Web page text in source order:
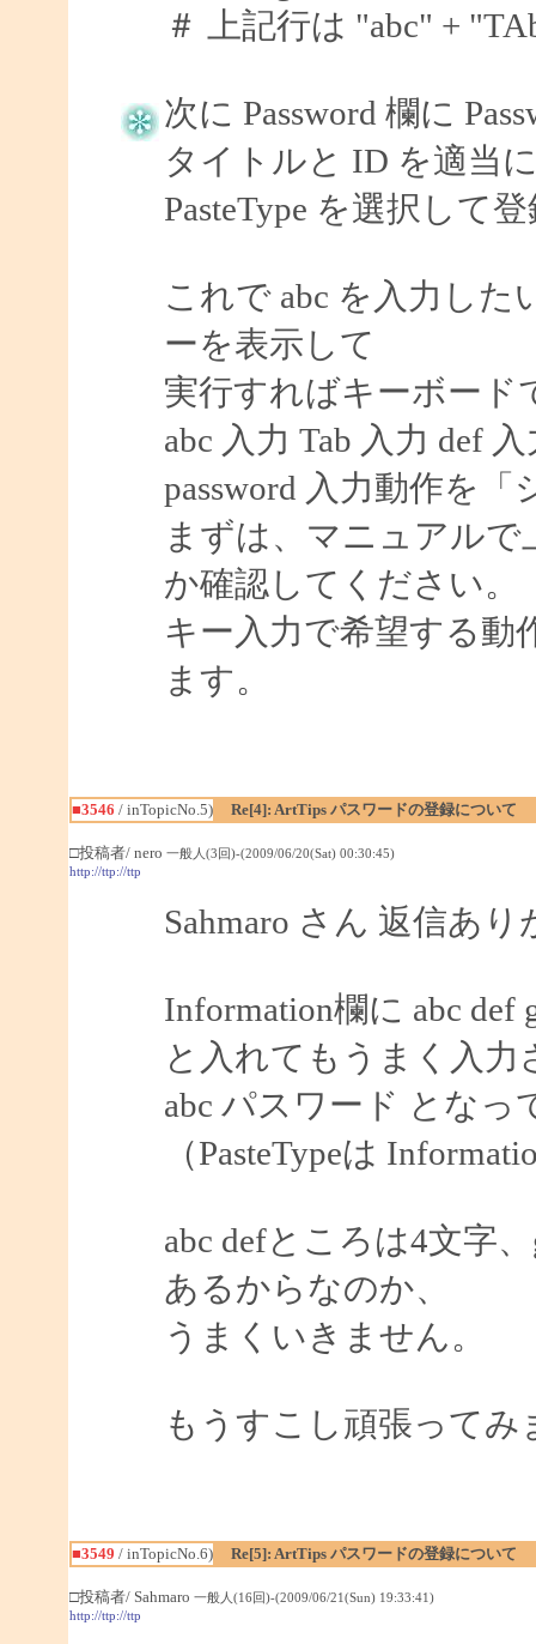
＃ 上記行は "abc" +
次に Password 欄に
タイトルと ID を適当
PasteType を選択して
これで abc を入力し
ーを表示して
実行すればキーボード
abc 入力 Tab 入力 def
password 入力動作を
まずは、マニュアル
か確認してください。
キー入力で希望する動
ます。
■3546 / inTopicNo.5) Re[4]: ArtTips パスワードの登録について
□投稿者/ nero 一般人(3回)-(2009/06/20(Sat) 00:30:45)
http://ttp://ttp
Sahmaro さん 返信あ
Information欄に abc def
と入れてもうまく入力
abc パスワード となっ
（PasteTypeは
abc defところは4文字
あるからなのか、
うまくいきません。
もうすこし頑張ってみ
■3549 / inTopicNo.6) Re[5]: ArtTips パスワードの登録について
□投稿者/ Sahmaro 一般人(16回)-(2009/06/21(Sun) 19:33:41)
http://ttp://ttp